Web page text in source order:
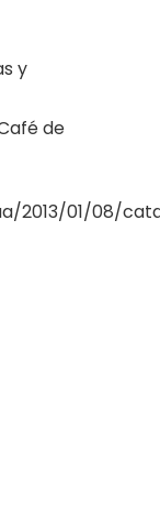
y
de
01/08/